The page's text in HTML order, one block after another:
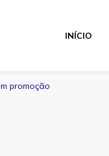
INÍCIO
promoção